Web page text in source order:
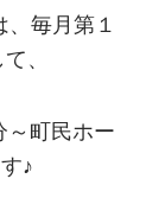
、毎月第１
、
～町民ホー
♪